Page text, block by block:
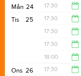
17:00
18:00
24
Mån 17:30
19:00
25
Tis 17:30
18:00
17:30
19:00
17:30
18:20
18:00
26
Ons 17:30